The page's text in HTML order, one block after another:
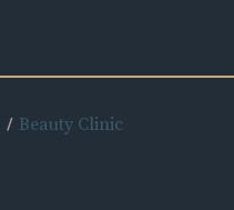
Beauty Clinic